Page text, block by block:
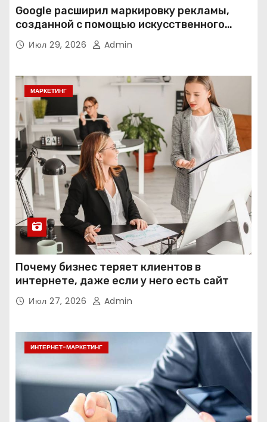
Google расширил маркировку рекламы,
созданной с помощью искусственного
интеллекта
Июл 29, 2026 Admin
МАРКЕТИНГ
Почему бизнес теряет клиентов в
интернете, даже если у него есть сайт
Июл 27, 2026 Admin
ИНТЕРНЕТ-МАРКЕТИНГ